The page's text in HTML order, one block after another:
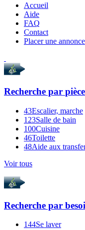
Accueil
Aide
FAQ
Contact
Placer une annonce
Recherche par
43Escalier, marche
123Salle de bain
100Cuisine
46Toilette
48Aide aux
Voir tous
Recherche par
144Se laver